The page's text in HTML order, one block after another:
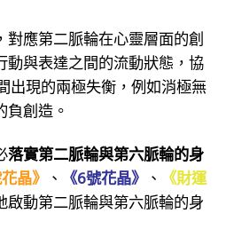
對應第二脈輪在心靈層面的創
動與表達之間的流動狀態，協
出現的兩極失衡，例如消極無
負創造。
落實第二脈輪與第六脈輪的身
晶》 、 《6號花晶》 、
《財運
啟動第二脈輪與第六脈輪的身